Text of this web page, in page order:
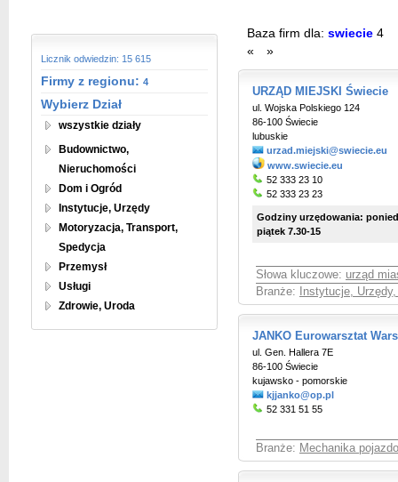
Licznik odwiedzin: 15 615
Firmy z regionu: 4
Wybierz Dział
wszystkie działy
Budownictwo,
Nieruchomości
Dom i Ogród
Instytucje, Urzędy
Motoryzacja, Transport,
Spedycja
Przemysł
Usługi
Zdrowie, Uroda
Baza firm dla: swiecie 4
«
»
URZĄD MIEJSKI Świecie
ul. Wojska Polskiego 124
86-100 Świecie
lubuskie
urzad.miejski@swiecie.eu
www.swiecie.eu
52 333 23 10
52 333 23 23
Godziny urzędowania:
piątek 7.30-15
Słowa kluczowe: urząd
Branże:
Instytucje,
JANKO Eurowarsztat
ul. Gen. Hallera 7E
86-100 Świecie
kujawsko - pomorskie
kjjanko@op.pl
52 331 51 55
Branże: Mechanika